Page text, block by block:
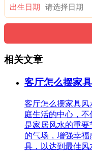
出生日期
相关文章
客厅怎么摆家
客厅怎么摆家具风
庭生活的中心，
是家居风水的重
的气场，增强幸
具，以达到最佳风